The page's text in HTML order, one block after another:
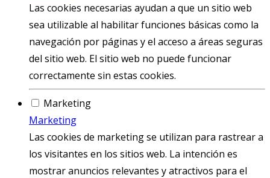
Las cookies necesarias ayudan a que un sitio web
sea utilizable al habilitar funciones básicas como la
navegación por páginas y el acceso a áreas seguras
del sitio web. El sitio web no puede funcionar
correctamente sin estas cookies.
Marketing
Marketing
Las cookies de marketing se utilizan para rastrear a
los visitantes en los sitios web. La intención es
mostrar anuncios relevantes y atractivos para el